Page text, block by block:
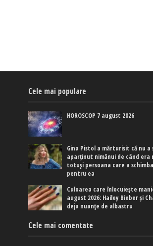
Cele mai populare
HOROSCOP 7 august 2026
Gina Pistol a mărturisit că nu a
aparținut nimănui de când era
totuși persoana care a
pentru ea
Culoarea care înlocuiește
august 2026: Hailey Bieber și
deja nuanțe de albastru
Cele mai comentate